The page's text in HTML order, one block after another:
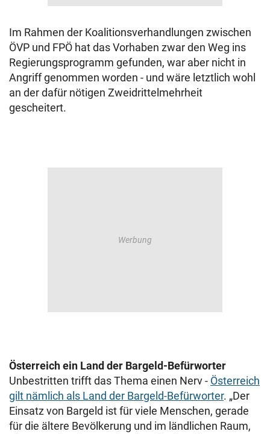
Im Rahmen der Koalitionsverhandlungen zwischen
ÖVP und FPÖ hat das Vorhaben zwar den Weg ins
Regierungsprogramm gefunden, war aber nicht in
Angriff genommen worden - und wäre letztlich wohl
an der dafür nötigen Zweidrittelmehrheit
gescheitert.
Österreich ein Land der Bargeld-Befürworter
Unbestritten trifft das Thema einen Nerv - Österreich
gilt nämlich als Land der Bargeld-Befürworter. „Der
Einsatz von Bargeld ist für viele Menschen, gerade
für die ältere Bevölkerung und im ländlichen Raum,